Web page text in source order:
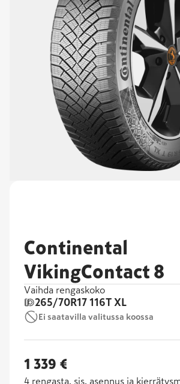
Continental
VikingContact 8
Vaihda rengaskoko
265/70R17 116T XL
Ei saatavilla valitussa koossa
1 339 €
4 rengasta, sis. asennus ja